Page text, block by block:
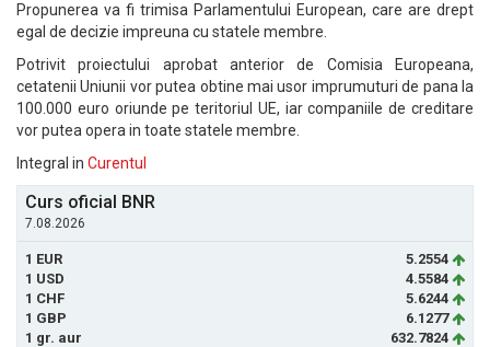
Propunerea va fi trimisa Parlamentului European, care are drept
egal de decizie impreuna cu statele membre.
Potrivit proiectului aprobat anterior de Comisia Europeana,
cetatenii Uniunii vor putea obtine mai usor imprumuturi de pana la
100.000 euro oriunde pe teritoriul UE, iar companiile de creditare
vor putea opera in toate statele membre.
Integral in Curentul
Curs oficial BNR
7.08.2026
1 EUR
5.2554
1 USD
4.5584
1 CHF
5.6244
1 GBP
6.1277
1 gr. aur
632.7824